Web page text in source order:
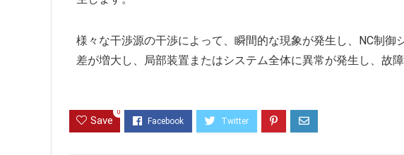
様々な干渉源の干渉によって、瞬間的な現象が発生し、NC制御
差が増大し、局部装置またはシステム全体に異常が発生し、故障
Save
0